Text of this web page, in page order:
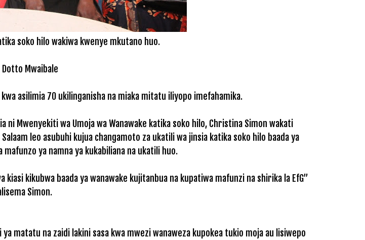
soko hilo wakiwa kwenye mkutano huo.
Dotto Mwaibale
asilimia 70 ukilinganisha na miaka mitatu iliyopo imefahamika.
ni Mwenyekiti wa Umoja wa Wanawake katika soko hilo, Christina Simon wakati
leo asubuhi kujua changamoto za ukatili wa jinsia katika soko hilo baada ya
ya namna ya kukabiliana na ukatili huo.
kikubwa baada ya wanawake kujitanbua na kupatiwa mafunzi na shirika la EfG”
Simon.
matatu na zaidi lakini sasa kwa mwezi wanaweza kupokea tukio moja au lisiwepo